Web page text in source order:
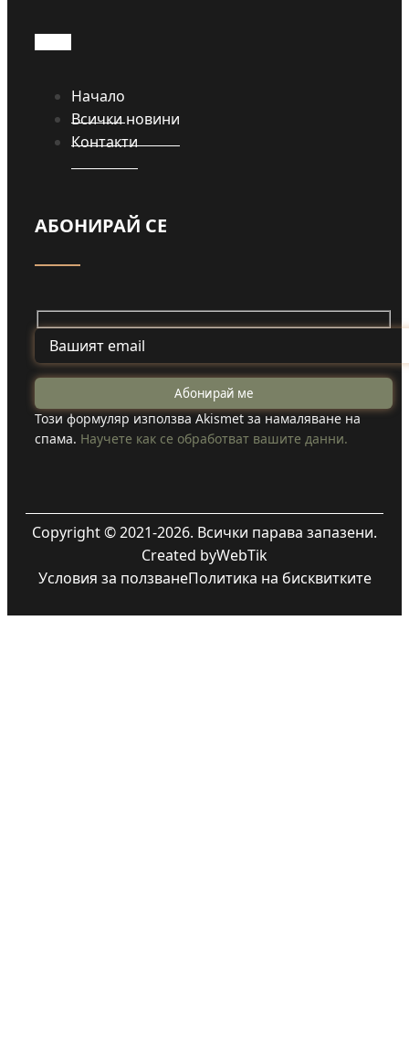
Начало
Всички новини
Контакти
АБОНИРАЙ СЕ
Този формуляр използва Akismet за намаляване на
спама. Научете как се обработват вашите данни.
Copyright © 2021-2026. Всички парава запазени.
Created byWebTik
Условия за ползванеПолитика на бисквитките